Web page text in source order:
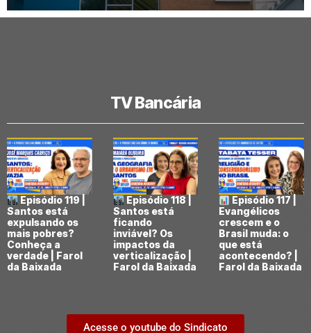
TV Bancária
Episódio 119 |
Santos está
expulsando os
mais pobres?
Conheça a
verdade | Farol
da Baixada
Episódio 118 |
Santos está
ficando
inviável? Os
impactos da
verticalização |
Farol da Baixada
Episódio 117 |
Evangélicos
crescem e o
Brasil muda: o
que está
acontecendo? |
Farol da Baixada
Acesse o youtube do Sindicato